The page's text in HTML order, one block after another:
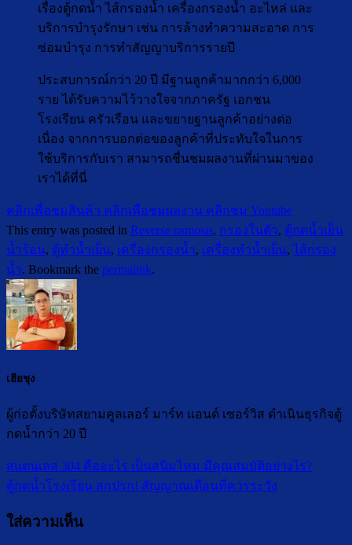
เรื่องตู้กดน้ำ ไส้กรองน้ำ เครื่องกรองน้ำ อะไหล่ และ
บริการบำรุงรักษา เช่น การล้างทำความสะอาด การ
ซ่อมบำรุง การทำสัญญาบริการรายปี
ประสบการณ์กว่า 20 ปี มีฐานลูกค้ามากกว่า 6,000
ราย ได้รับความไว้วางใจจากภาครัฐ เอกชน
โรงเรียน ครัวเรือน และขยายฐานลูกค้าอย่างต่อ
เนื่อง จากการบอกต่อของลูกค้าที่ประทับใจในการ
ใช้บริการกับเรา สามารถชื่นชมผลงานที่ผ่านมาของ
เราได้ที่นี่
คลิกเพื่อชมสินค้า คลิกเพื่อชมผลงาน คลิกชม Youtube
This entry was posted in Reverse osmosis, กรองในตัว, ตู้กดน้ำเย็น
น้ำร้อน, ตู้ทำน้ำเย็น, เครื่องกรองน้ำ, เครื่องทำน้ำเย็น,ไส้กรอง
น้ำ. Bookmark the permalink.
เฮียชุง
ผู้ก่อตั้งบริษัทสยามคูลเลอร์ มาร์ท แอนด์ เซอร์วิส ดำเนินธุรกิจตู้
กดน้ำกว่า 20 ปี
สแตนเลส 304 คืออะไร เป็นสนิมไหม มีคุณสมบัติอย่างไร?
ตู้กดน้ำโรงเรียน สกปรก! สัญญาณเตือนที่ควรระวัง
ใส่ความเห็น